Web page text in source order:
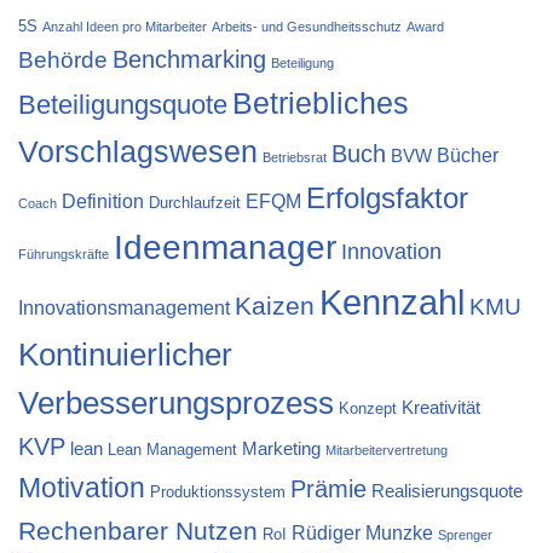
5S Anzahl Ideen pro Mitarbeiter Arbeits- und Gesundheitsschutz Award
Behörde Benchmarking Beteiligung
Beteiligungsquote Betriebliches
Vorschlagswesen Betriebsrat Buch BVW Bücher
Coach Definition Durchlaufzeit EFQM Erfolgsfaktor
Führungskräfte Ideenmanager Innovation
Innovationsmanagement Kaizen Kennzahl KMU
Kontinuierlicher
Verbesserungsprozess Konzept Kreativität
KVP lean Lean Management Marketing Mitarbeitervertretung
Motivation Produktionssystem Prämie Realisierungsquote
Rechenbarer Nutzen RoI Rüdiger Munzke Sprenger